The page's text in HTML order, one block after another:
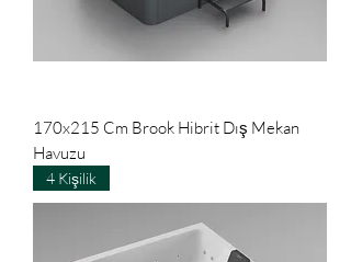
170x215 Cm Brook Hibrit Dış Mekan
Havuzu
4 Kişilik